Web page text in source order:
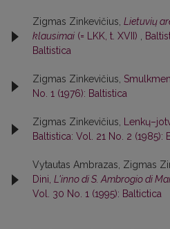
Zigmas Zinkevičius, Lietuvių
klausimai (= LKK, t. XVII) ,
Baltistica
Zigmas Zinkevičius,
No. 1 (1976): Baltistica
Zigmas Zinkevičius,
Baltistica: Vol. 21 No. 2 (1985):
Vytautas Ambrazas, Zigmas
Dini, L'inno di S. Ambrogio di
Vol. 30 No. 1 (1995): Baltictica